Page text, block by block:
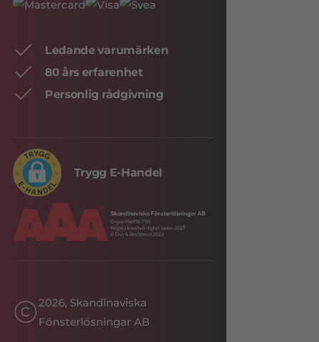
Ledande varumärken
80 års erfarenhet
Personlig rådgivning
Trygg E-Handel
2026, Skandinaviska
Fönsterlösningar AB